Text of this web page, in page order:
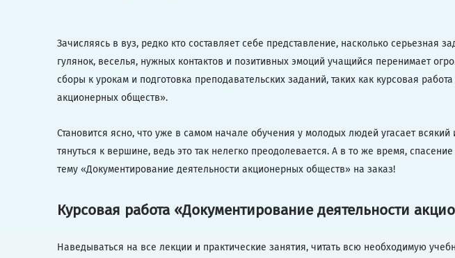
Зачисляясь в вуз, редко кто составляет себе представление, насколько серьезная
гулянок, веселья, нужных контактов и позитивных эмоций учащийся перенимает
сборы к урокам и подготовка преподавательских заданий, таких как курсовая
акционерных обществ».
Становится ясно, что уже в самом начале обучения у молодых людей угасает
тянуться к вершине, ведь это так нелегко преодолевается. А в то же время,
тему «Документирование деятельности акционерных обществ» на заказ!
Курсовая работа «Документирование деятельности
Наведываться на все лекции и практические занятия, читать всю необходимую